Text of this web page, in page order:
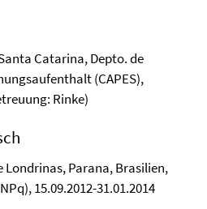
Catarina, Depto. de
(CAPES),
Rinke)
Londrinas, Parana, Brasilien,
15.09.2012-31.01.2014